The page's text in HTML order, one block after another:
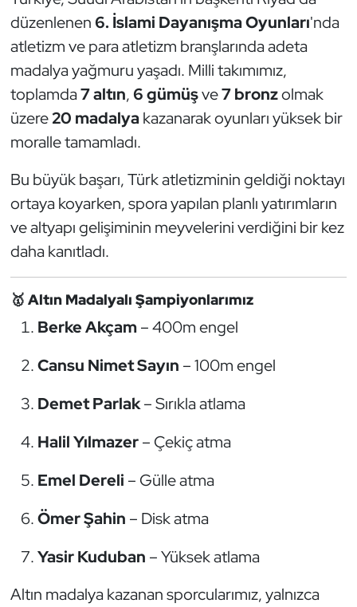
düzenlenen6. İslami Dayanışma Oyunları'nda
atletizm ve para atletizm branşlarında adeta
madalya yağmuru yaşadı. Milli takımımız,
toplamda7 altın,6 gümüşve7 bronzolmak
üzere20 madalyakazanarak oyunları yüksek bir
moralle tamamladı.
Bu büyük başarı, Türk atletizminin geldiği noktayı
ortaya koyarken, spora yapılan planlı yatırımların
ve altyapı gelişiminin meyvelerini verdiğini bir kez
daha kanıtladı.
🥇 Altın Madalyalı Şampiyonlarımız
Berke Akçam– 400m engel
Cansu Nimet Sayın – 100m engel
Demet Parlak– Sırıkla atlama
Halil Yılmazer– Çekiç atma
Emel Dereli – Gülle atma
Ömer Şahin – Disk atma
Yasir Kuduban – Yüksek atlama
Altın madalya kazanan sporcularımız, yalnızca
Eskrim
Futbol
Futsal
Genel
Golf
Güreş
Halter
Hava Sporları
Hentbol
İşitme Engelli Sporcular